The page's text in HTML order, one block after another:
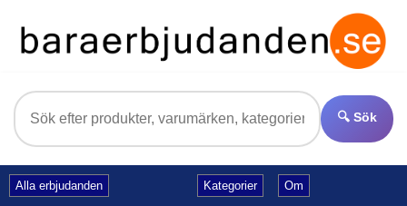
🔍 Sök
Alla erbjudanden Kategorier Om